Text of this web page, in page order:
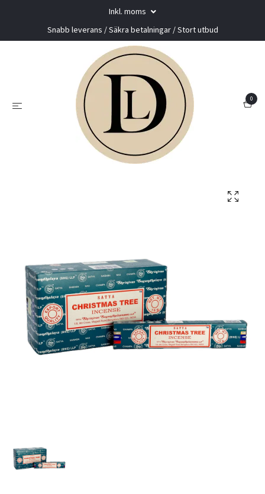
Inkl. moms
Snabb leverans / Säkra betalningar / Stort utbud
0